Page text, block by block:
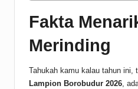
Fakta
Merinding
Tahukah kamu kalau tahun ini,
Lampion Borobudur 2026,